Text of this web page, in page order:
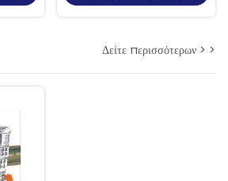
Δείτε περισσότερων > >